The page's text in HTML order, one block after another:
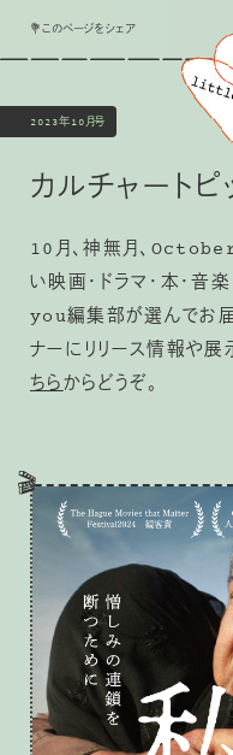
💐このページをシェア
2023年10月号
カルチャートピ
10月、神無月、
い映画・ドラマ・本・音
you編集部が選んでお
ナーにリリース情報や
ちらからどうぞ。
🎬